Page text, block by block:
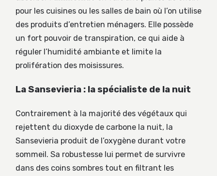
pour les cuisines ou les salles de bain où l’on utilise
des produits d’entretien ménagers. Elle possède
un fort pouvoir de transpiration, ce qui aide à
réguler l’humidité ambiante et limite la
prolifération des moisissures.
La Sansevieria : la spécialiste de la nuit
Contrairement à la majorité des végétaux qui
rejettent du dioxyde de carbone la nuit, la
Sansevieria produit de l’oxygène durant votre
sommeil. Sa robustesse lui permet de survivre
dans des coins sombres tout en filtrant les